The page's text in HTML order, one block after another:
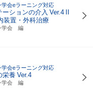
会eラーニング対応
ションの介入 Ver.4
装置・外科治療
学会 編
会eラーニング対応
栄養 Ver.4
学会 編